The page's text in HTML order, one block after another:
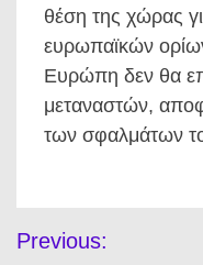
θέση της χώρας
ευρωπαϊκών
Ευρώπη δεν θα
μεταναστών,
των σφαλμάτων
άρθρων
Previous: